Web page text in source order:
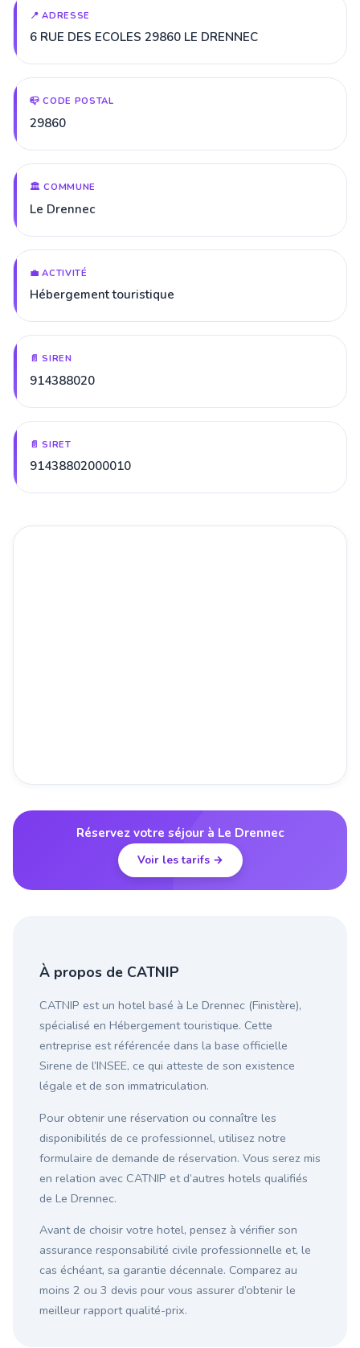
📍 ADRESSE
6 RUE DES ECOLES 29860 LE DRENNEC
📪 CODE POSTAL
29860
🏛️ COMMUNE
Le Drennec
💼 ACTIVITÉ
Hébergement touristique
📄 SIREN
914388020
📄 SIRET
91438802000010
Réservez votre séjour à Le Drennec
Voir les tarifs →
À propos de CATNIP
CATNIP est un hotel basé à Le Drennec (Finistère),
spécialisé en Hébergement touristique. Cette
entreprise est référencée dans la base officielle
Sirene de l’INSEE, ce qui atteste de son existence
légale et de son immatriculation.
Pour obtenir une réservation ou connaître les
disponibilités de ce professionnel, utilisez notre
formulaire de demande de réservation. Vous serez mis
en relation avec CATNIP et d’autres hotels qualifiés
de Le Drennec.
Avant de choisir votre hotel, pensez à vérifier son
assurance responsabilité civile professionnelle et, le
cas échéant, sa garantie décennale. Comparez au
moins 2 ou 3 devis pour vous assurer d’obtenir le
meilleur rapport qualité-prix.